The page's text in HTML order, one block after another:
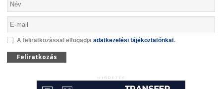
A feliratkozással elfogadja adatkezelési tájékoztatónkat.
Feliratkozás
HIRDETÉS